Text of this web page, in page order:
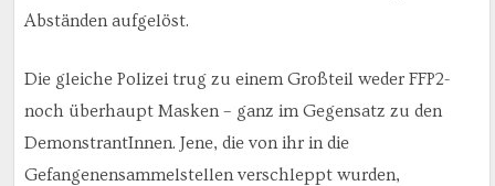
Abständen aufgelöst.
Die gleiche Polizei trug zu einem Großteil weder FFP2-
noch überhaupt Masken – ganz im Gegensatz zu den
DemonstrantInnen. Jene, die von ihr in die
Gefangenensammelstellen verschleppt wurden,